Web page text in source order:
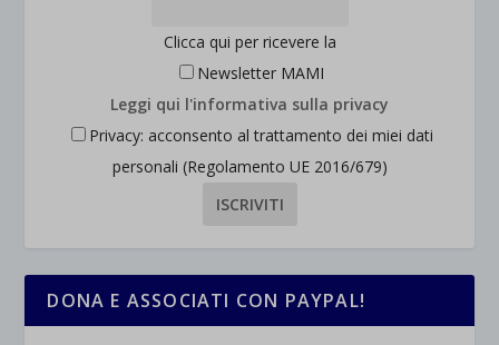
Clicca qui per ricevere la
Newsletter MAMI
Leggi qui l'informativa sulla privacy
Privacy: acconsento al trattamento dei miei dati
personali (Regolamento UE 2016/679)
DONA E ASSOCIATI CON PAYPAL!